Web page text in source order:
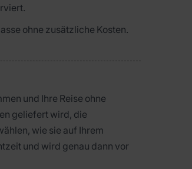
ohne zusätzliche Kosten.
und Ihre Reise ohne
geliefert wird, die
wie sie auf Ihrem
und wird genau dann vor